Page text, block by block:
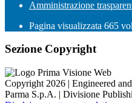
Amministrazione
Pagina visualizzata 665
Sezione Copyright
Copyright 2026 | Engineered
Parma S.p.A. | Divisione